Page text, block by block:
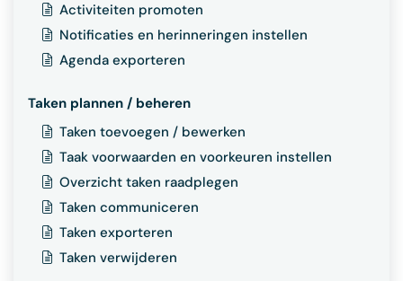
Activiteiten promoten
Notificaties en herinneringen instellen
Agenda exporteren
Taken plannen / beheren
Taken toevoegen / bewerken
Taak voorwaarden en voorkeuren instellen
Overzicht taken raadplegen
Taken communiceren
Taken exporteren
Taken verwijderen